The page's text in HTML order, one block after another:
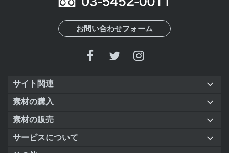
お問い合わせフォーム
サイト関連
素材の購入
素材の販売
サービスについて